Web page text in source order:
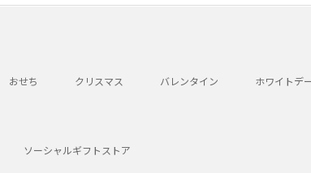
おせち クリスマス バレンタイン ホワイトデ
ソーシャルギフトストア